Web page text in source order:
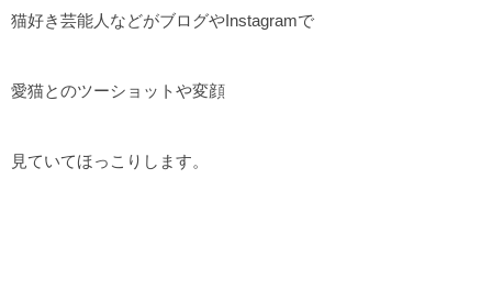
猫好き芸能人などがブログやInstagramで
愛猫とのツーショットや変顔
見ていてほっこりします。